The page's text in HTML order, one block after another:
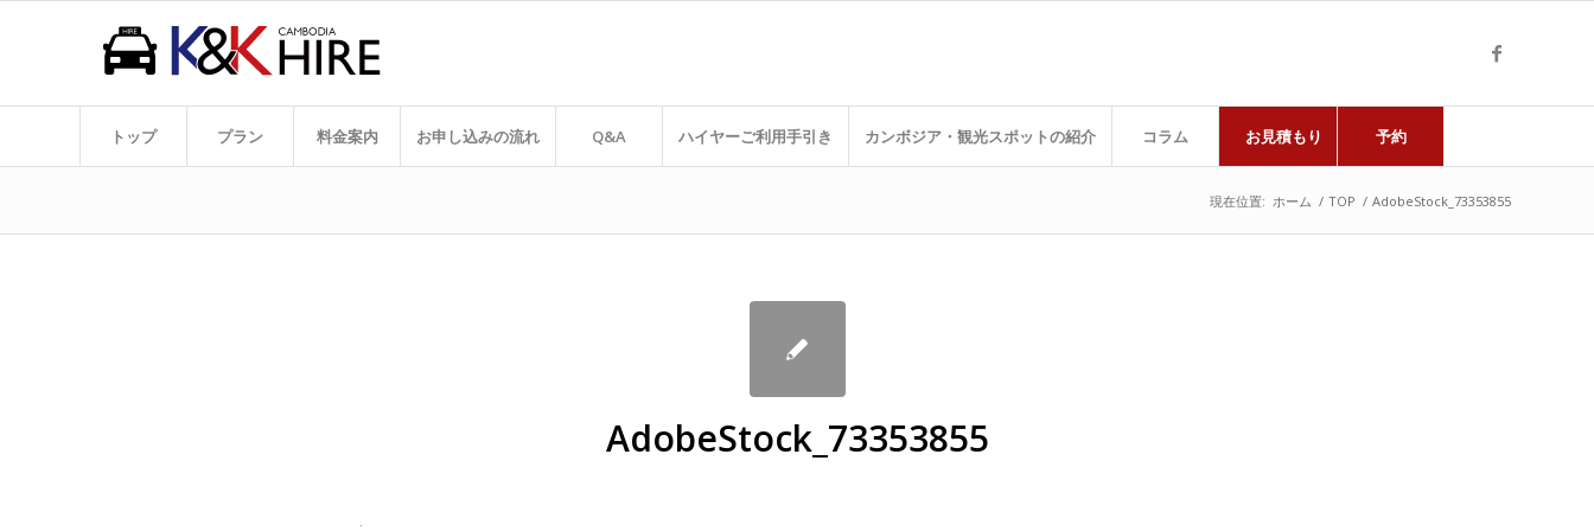
トップ プラン 料金案内 お申し込みの流れ Q&A ハイヤーご利用手引き カンボジア・観光スポットの紹介 コラム お見積もり 予約
現在位置: ホーム / TOP / AdobeStock_73353855
AdobeStock_73353855